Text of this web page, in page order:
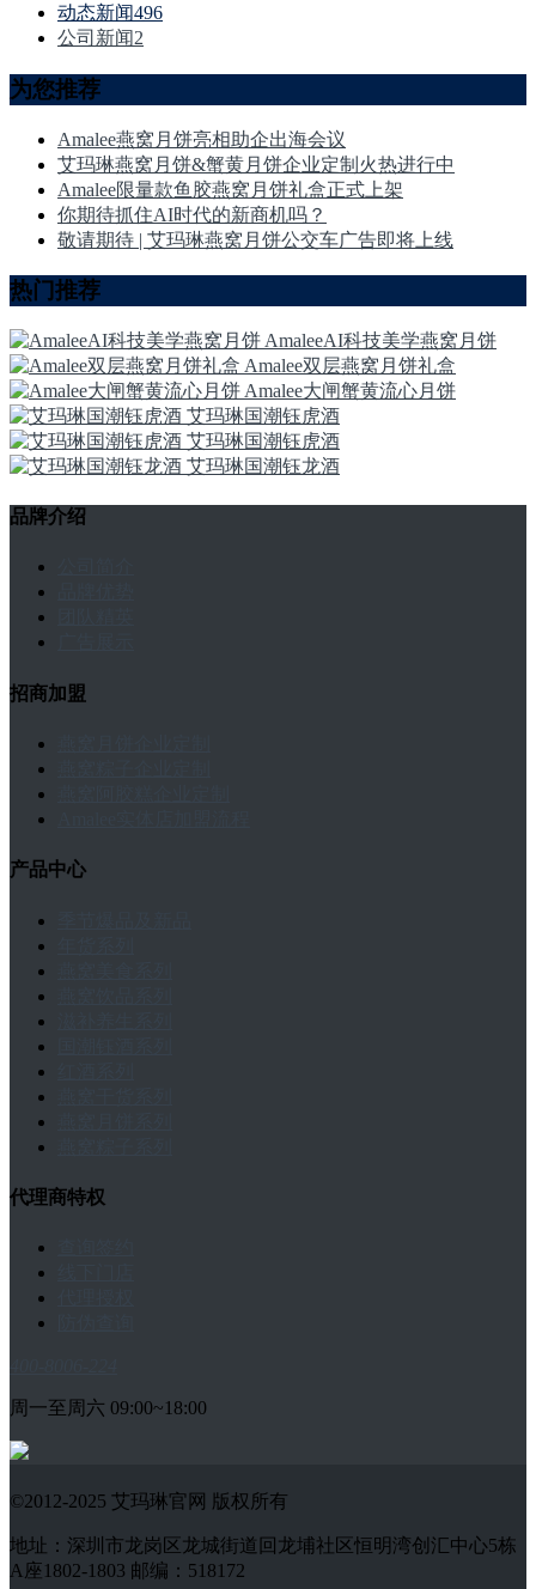
动态新闻496
公司新闻2
为您推荐
Amalee燕窝月饼亮相助企出海会议
艾玛琳燕窝月饼&蟹黄月饼企业定制火热进行中
Amalee限量款鱼胶燕窝月饼礼盒正式上架
你期待抓住AI时代的新商机吗？
敬请期待 | 艾玛琳燕窝月饼公交车广告即将上线
热门推荐
AmaleeAI科技美学燕窝月饼
Amalee双层燕窝月饼礼盒
Amalee大闸蟹黄流心月饼
艾玛琳国潮钰虎酒
艾玛琳国潮钰虎酒
艾玛琳国潮钰龙酒
品牌介绍
招商加盟
产品中心
代理商特权
周一至周六 09:00~18:00
©2012-2025 艾玛琳官网 版权所有
地址：深圳市龙岗区龙城街道回龙埔社区恒明湾创汇中心5栋
A座1802-1803 邮编：518172